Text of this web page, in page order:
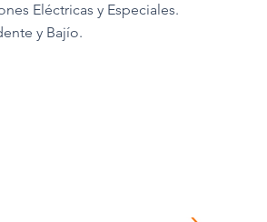
Eléctricas y Especiales.
y Bajío.